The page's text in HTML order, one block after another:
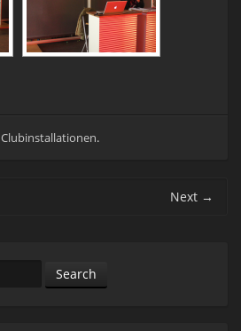
Clubinstallationen.
Next →